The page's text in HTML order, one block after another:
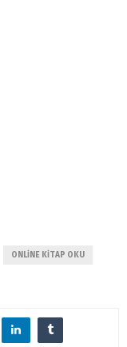
ONLINE KITAP OKU